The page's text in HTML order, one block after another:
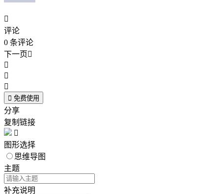

评论
0 条评论
下一页



 免费使用
分享
复制链接

图形选择
思维导图
主题
补充说明